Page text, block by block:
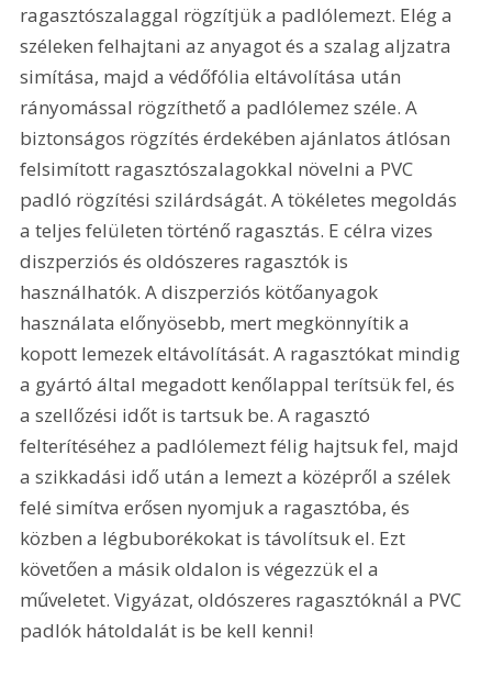
ragasztószalaggal rögzítjük a padlólemezt. Elég a
széleken felhajtani az anyagot és a szalag aljzatra
simítása, majd a védőfólia eltávolítása után
rányomással rögzíthető a padlólemez széle. A
biztonságos rögzítés érdekében ajánlatos átlósan
felsimított ragasztószalagokkal növelni a PVC
padló rögzítési szilárdságát. A tökéletes megoldás
a teljes felületen történő ragasztás. E célra vizes
diszperziós és oldószeres ragasztók is
használhatók. A diszperziós kötőanyagok
használata előnyösebb, mert megkönnyítik a
kopott lemezek eltávolítását. A ragasztókat mindig
a gyártó által megadott kenőlappal terítsük fel, és
a szellőzési időt is tartsuk be. A ragasztó
felterítéséhez a padlólemezt félig hajtsuk fel, majd
a szikkadási idő után a lemezt a középről a szélek
felé simítva erősen nyomjuk a ragasztóba, és
közben a légbuborékokat is távolítsuk el. Ezt
követően a másik oldalon is végezzük el a
műveletet. Vigyázat, oldószeres ragasztóknál a PVC
padlók hátoldalát is be kell kenni!